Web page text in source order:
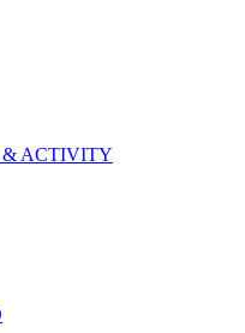
& ACTIVITY